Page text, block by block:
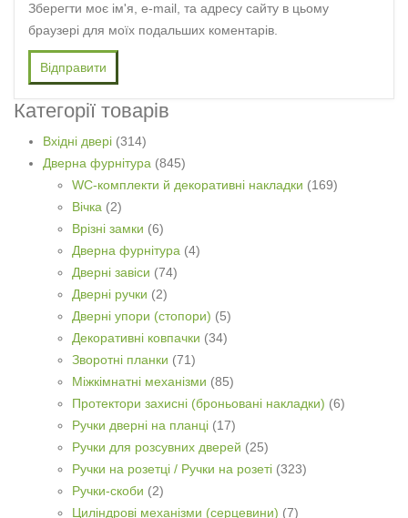
Зберегти моє ім'я, e-mail, та адресу сайту в цьому
браузері для моїх подальших коментарів.
Категорії товарів
Вхідні двері (314)
Дверна фурнітура (845)
WC-комплекти й декоративні накладки (169)
Вічка (2)
Врізні замки (6)
Дверна фурнітура (4)
Дверні завіси (74)
Дверні ручки (2)
Дверні упори (стопори) (5)
Декоративні ковпачки (34)
Зворотні планки (71)
Міжкімнатні механізми (85)
Протектори захисні (броньовані накладки) (6)
Ручки дверні на планці (17)
Ручки для розсувних дверей (25)
Ручки на розетці / Ручки на розеті (323)
Ручки-скоби (2)
Циліндрові механізми (серцевини) (7)